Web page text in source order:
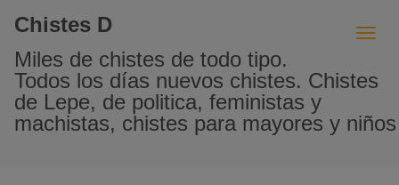
Chistes D
Miles de chistes de todo tipo.
Todos los días nuevos chistes. Chistes
de Lepe, de politica, feministas y
machistas, chistes para mayores y niños